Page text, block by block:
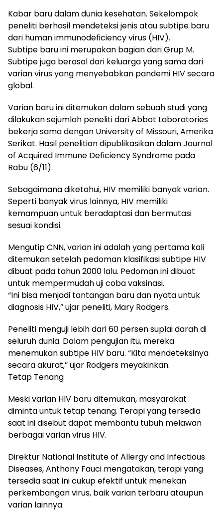
Kabar baru dalam dunia kesehatan. Sekelompok
peneliti berhasil mendeteksi jenis atau subtipe baru
dari human immunodeficiency virus (HIV).
Subtipe baru ini merupakan bagian dari Grup M.
Subtipe juga berasal dari keluarga yang sama dari
varian virus yang menyebabkan pandemi HIV secara
global.
Varian baru ini ditemukan dalam sebuah studi yang
dilakukan sejumlah peneliti dari Abbot Laboratories
bekerja sama dengan University of Missouri, Amerika
Serikat. Hasil penelitian dipublikasikan dalam Journal
of Acquired Immune Deficiency Syndrome pada
Rabu (6/11).
Sebagaimana diketahui, HIV memiliki banyak varian.
Seperti banyak virus lainnya, HIV memiliki
kemampuan untuk beradaptasi dan bermutasi
sesuai kondisi.
Mengutip CNN, varian ini adalah yang pertama kali
ditemukan setelah pedoman klasifikasi subtipe HIV
dibuat pada tahun 2000 lalu. Pedoman ini dibuat
untuk mempermudah uji coba vaksinasi.
“Ini bisa menjadi tantangan baru dan nyata untuk
diagnosis HIV,” ujar peneliti, Mary Rodgers.
Peneliti menguji lebih dari 60 persen suplai darah di
seluruh dunia. Dalam pengujian itu, mereka
menemukan subtipe HIV baru. “Kita mendeteksinya
secara akurat,” ujar Rodgers meyakinkan.
Tetap Tenang
Meski varian HIV baru ditemukan, masyarakat
diminta untuk tetap tenang. Terapi yang tersedia
saat ini disebut dapat membantu tubuh melawan
berbagai varian virus HIV.
Direktur National Institute of Allergy and Infectious
Diseases, Anthony Fauci mengatakan, terapi yang
tersedia saat ini cukup efektif untuk menekan
perkembangan virus, baik varian terbaru ataupun
varian lainnya.